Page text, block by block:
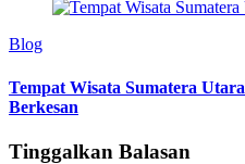
Blog
Tempat Wisata Sumatera
Berkesan
Tinggalkan Balasan